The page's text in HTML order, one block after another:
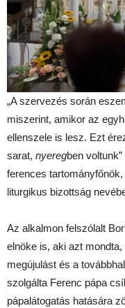
„A szervezés során
miszerint, amikor az
ellenszele is lesz. Ezt
sarat, nyeregben
ferences
liturgikus bizottság
Az alkalmon felszólalt
elnöke is, aki azt
megújulást és a
szolgálta Ferenc pápa
pápalátogatás hatására